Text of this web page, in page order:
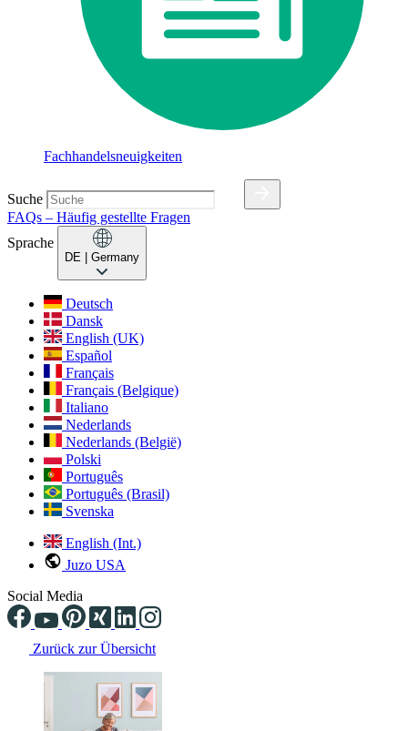
Fachhandelsneuigkeiten
Suche
FAQs – Häufig gestellte Fragen
Sprache
DE | Germany
Deutsch
Dansk
English (UK)
Español
Français
Français (Belgique)
Italiano
Nederlands
Nederlands (België)
Polski
Português
Português (Brasil)
Svenska
English (Int.)
Juzo USA
Social Media
Zurück zur Übersicht